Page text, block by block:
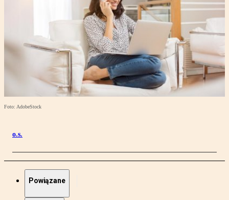
Foto: AdobeStock
o.s.
Powiązane